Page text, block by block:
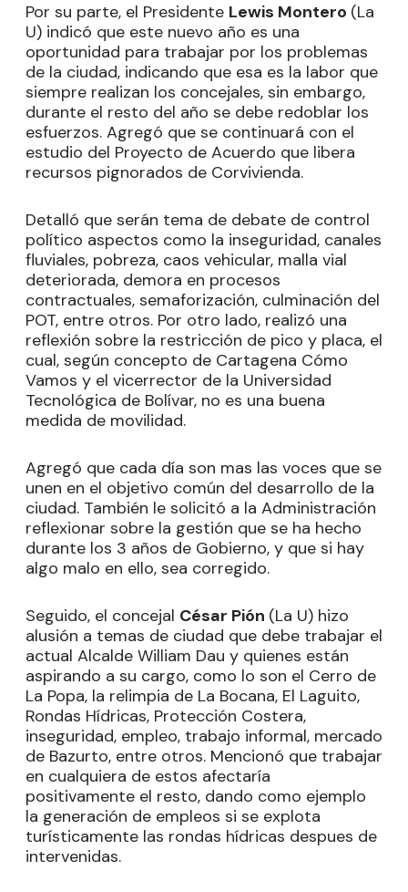
Por su parte, el Presidente Lewis Montero (La
U) indicó que este nuevo año es una
oportunidad para trabajar por los problemas
de la ciudad, indicando que esa es la labor que
siempre realizan los concejales, sin embargo,
durante el resto del año se debe redoblar los
esfuerzos. Agregó que se continuará con el
estudio del Proyecto de Acuerdo que libera
recursos pignorados de Corvivienda.
Detalló que serán tema de debate de control
político aspectos como la inseguridad, canales
fluviales, pobreza, caos vehicular, malla vial
deteriorada, demora en procesos
contractuales, semaforización, culminación del
POT, entre otros. Por otro lado, realizó una
reflexión sobre la restricción de pico y placa, el
cual, según concepto de Cartagena Cómo
Vamos y el vicerrector de la Universidad
Tecnológica de Bolívar, no es una buena
medida de movilidad.
Agregó que cada día son mas las voces que se
unen en el objetivo común del desarrollo de la
ciudad. También le solicitó a la Administración
reflexionar sobre la gestión que se ha hecho
durante los 3 años de Gobierno, y que si hay
algo malo en ello, sea corregido.
Seguido, el concejal César Pión (La U) hizo
alusión a temas de ciudad que debe trabajar el
actual Alcalde William Dau y quienes están
aspirando a su cargo, como lo son el Cerro de
La Popa, la relimpia de La Bocana, El Laguito,
Rondas Hídricas, Protección Costera,
inseguridad, empleo, trabajo informal, mercado
de Bazurto, entre otros. Mencionó que trabajar
en cualquiera de estos afectaría
positivamente el resto, dando como ejemplo
la generación de empleos si se explota
turísticamente las rondas hídricas despues de
intervenidas.